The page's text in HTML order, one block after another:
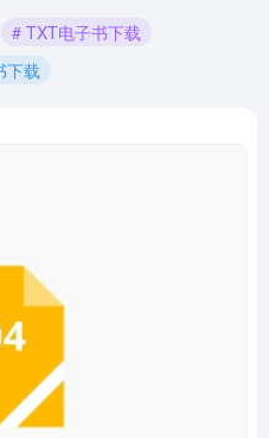
# TXT电子书下载
下载